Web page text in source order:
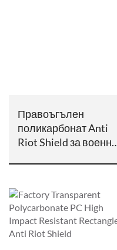
Правоъгълен
поликарбонат Anti
Riot Shield за военна